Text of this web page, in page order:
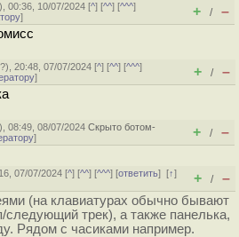
), 00:36, 10/07/2024 [^] [^^] [^^^]
] + / –
?), 20:48, 07/07/2024 [^] [^^] [^^^]
] + / –
), 08:49, 08/07/2024Скрыто ботом-
] + / –
07/07/2024 [^] [^^] [^^^] [ответить][↑]
+ / –
(на клавиатурах обычно бывают
следующий трек), а также панелька,
Рядом с часиками например.